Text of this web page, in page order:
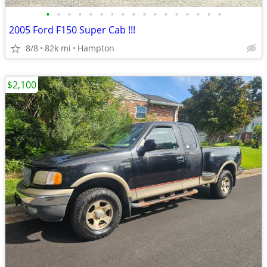
• • • • • • • • • • • • • • • • •
2005 Ford F150 Super Cab !!!
8/8 82k mi Hampton
$2,100